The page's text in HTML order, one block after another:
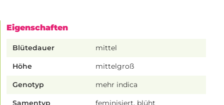
Eigenschaften
Blütedauer mittel
Höhe mittelgroß
Genotyp mehr indica
Samentyp
feminisiert, blüht